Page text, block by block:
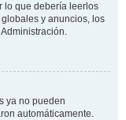
lo que debería leerlos
y anuncios, los
ya no pueden
automáticamente.